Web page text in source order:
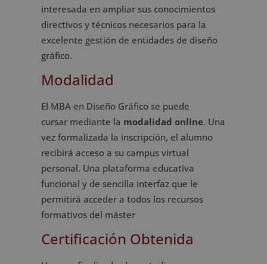
interesada en ampliar sus conocimientos
directivos y técnicos necesarios para la
excelente gestión de entidades de diseño
gráfico.
Modalidad
El MBA en Diseño Gráfico se puede
cursar mediante la modalidad online. Una
vez formalizada la inscripción, el alumno
recibirá acceso a su campus virtual
personal. Una plataforma educativa
funcional y de sencilla interfaz que le
permitirá acceder a todos los recursos
formativos del máster
Certificación Obtenida